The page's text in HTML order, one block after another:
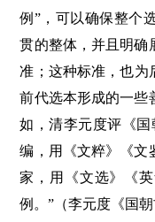
例”，可以确保整个
贯的整体，并且明确
准；这种标准，也
前代选本形成的一些
如，清李元度评《
编，用《文粹》《文
家，用《文选》《
例。”（李元度《国朝